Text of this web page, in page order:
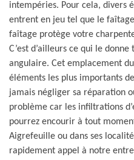
intempéries. Pour cela, divers
entrent en jeu tel que le
faîtage protège votre
C’est d’ailleurs ce qui le
angulaire. Cet emplacement
éléments les plus importants
jamais négliger sa réparation
problème car les infiltrations
pourrez encourir à tout
Aigrefeuille ou dans ses
rapidement appel à notre